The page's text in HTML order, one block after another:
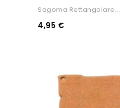
Sagoma Rettangolare...
4,95 €